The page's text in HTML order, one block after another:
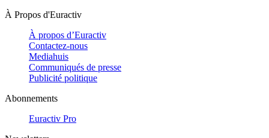
À Propos d'Euractiv
À propos d’Euractiv
Contactez-nous
Mediahuis
Communiqués de presse
Publicité politique
Abonnements
Euractiv Pro